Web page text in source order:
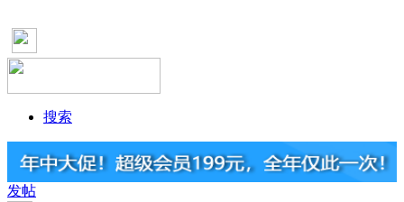
搜索
发帖